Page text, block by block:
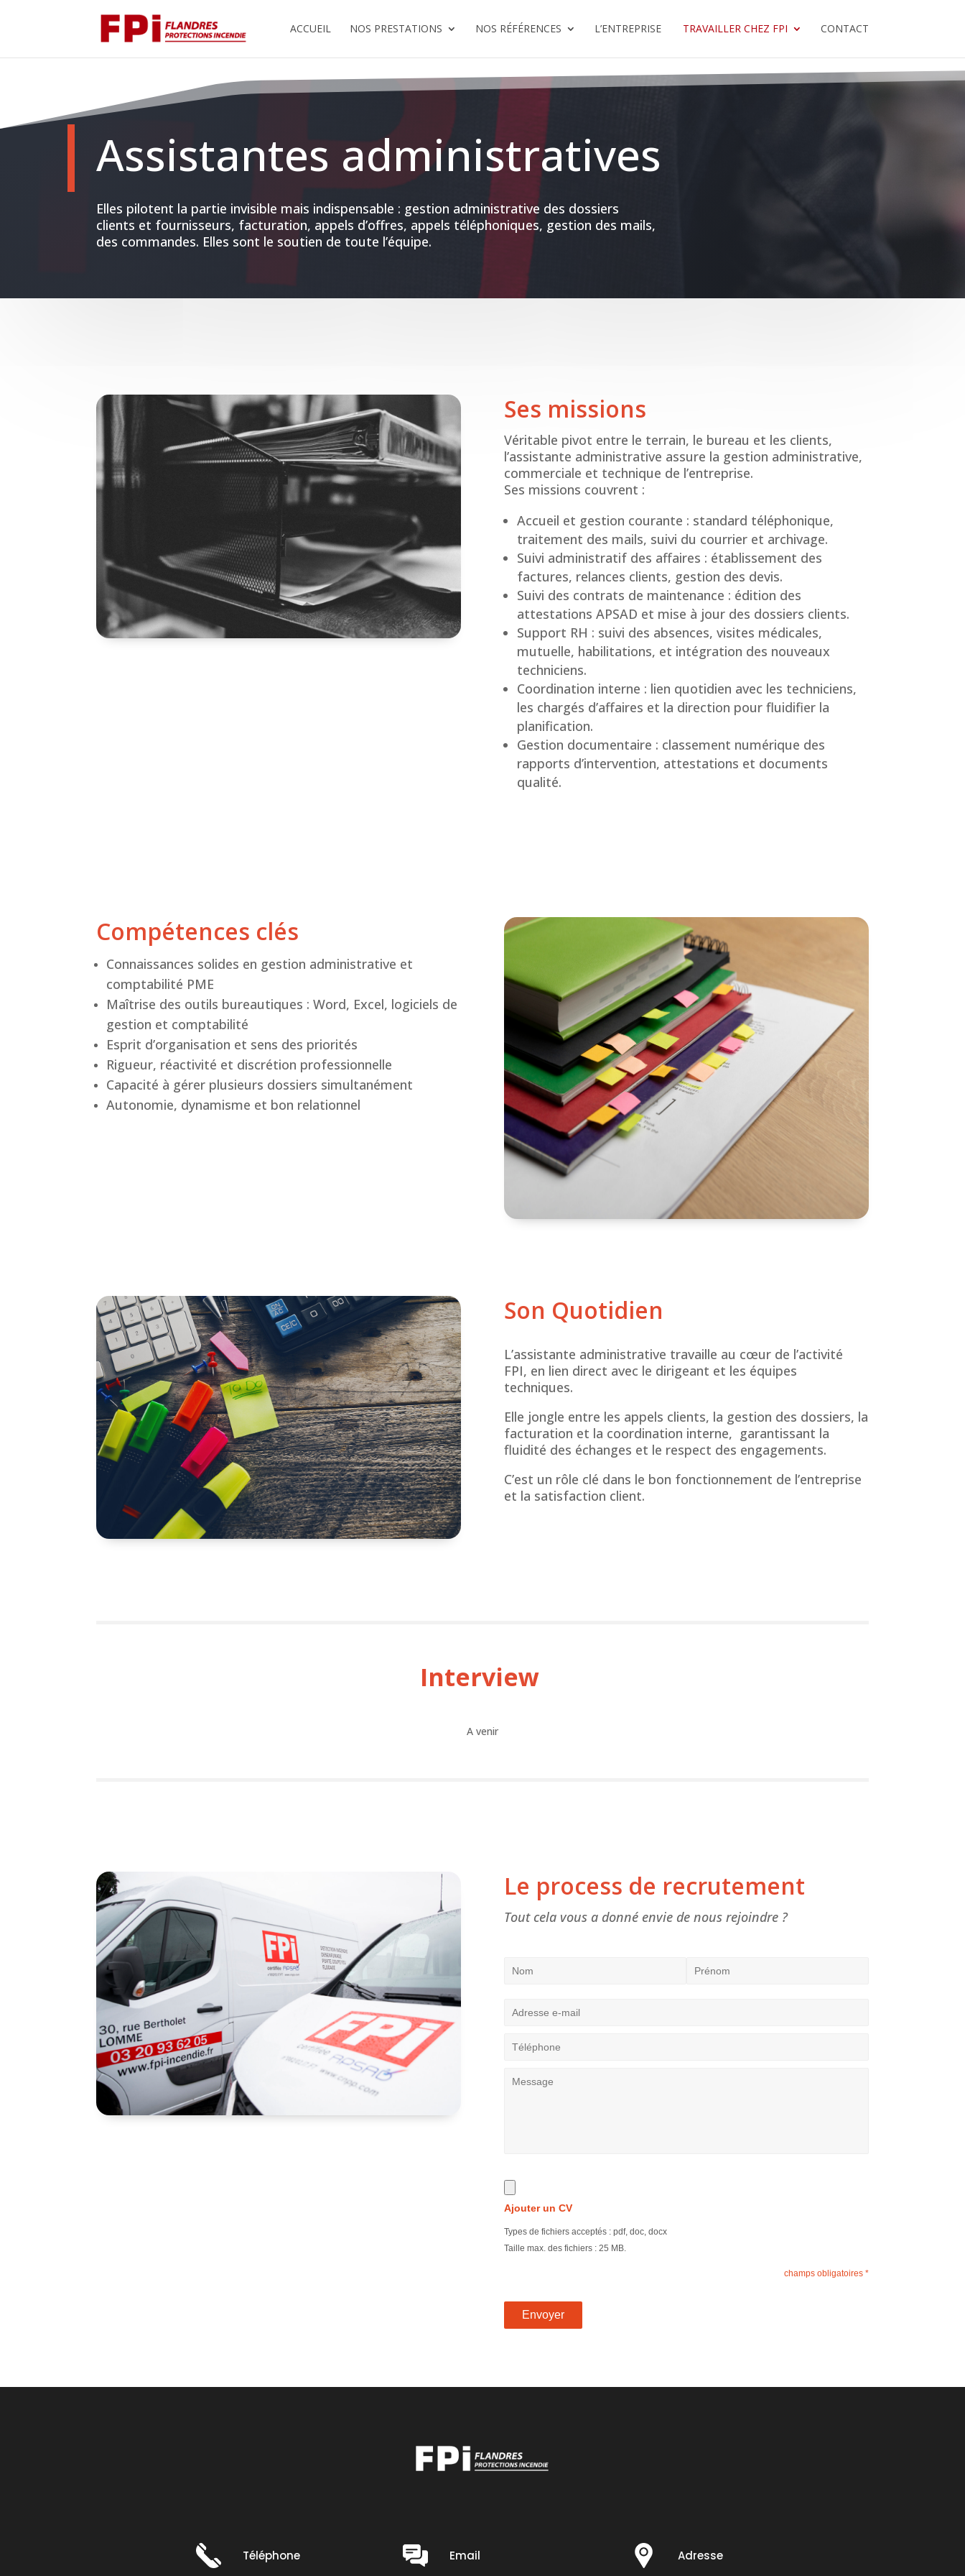
ACCUEIL NOS PRESTATIONS NOS RÉFÉRENCES L’ENTREPRISE TRAVAILLER CHEZ FPI CONTACT
Assistantes administratives
Elles pilotent la partie invisible mais indispensable : gestion administrative des dossiers
clients et fournisseurs, facturation, appels d’offres, appels téléphoniques, gestion des mails,
des commandes. Elles sont le soutien de toute l’équipe.
Ses missions
Véritable pivot entre le terrain, le bureau et les clients,
l’assistante administrative assure la gestion administrative,
commerciale et technique de l’entreprise.
Ses missions couvrent :
Accueil et gestion courante : standard téléphonique,
traitement des mails, suivi du courrier et archivage.
Suivi administratif des affaires : établissement des
factures, relances clients, gestion des devis.
Suivi des contrats de maintenance : édition des
attestations APSAD et mise à jour des dossiers clients.
Support RH : suivi des absences, visites médicales,
mutuelle, habilitations, et intégration des nouveaux
techniciens.
Coordination interne : lien quotidien avec les techniciens,
les chargés d’affaires et la direction pour fluidifier la
planification.
Gestion documentaire : classement numérique des
rapports d’intervention, attestations et documents
qualité.
Compétences clés
Connaissances solides en gestion administrative et
comptabilité PME
Maîtrise des outils bureautiques : Word, Excel, logiciels de
gestion et comptabilité
Esprit d’organisation et sens des priorités
Rigueur, réactivité et discrétion professionnelle
Capacité à gérer plusieurs dossiers simultanément
Autonomie, dynamisme et bon relationnel
Son Quotidien
L’assistante administrative travaille au cœur de l’activité
FPI, en lien direct avec le dirigeant et les équipes
techniques.
Elle jongle entre les appels clients, la gestion des dossiers, la
facturation et la coordination interne, garantissant la
fluidité des échanges et le respect des engagements.
C’est un rôle clé dans le bon fonctionnement de l’entreprise
et la satisfaction client.
Interview
A venir
Le process de recrutement
Tout cela vous a donné envie de nous rejoindre ?
Ajouter un CV
Types de fichiers acceptés : pdf, doc, docx
Taille max. des fichiers : 25 MB.
champs obligatoires *
Téléphone Email Adresse